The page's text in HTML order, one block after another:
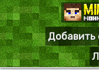
Добавить